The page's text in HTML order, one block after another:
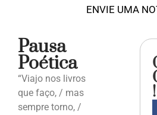
ENVIE UMA
Pausa
Poética
“Viajo nos livros
que faço, / mas
sempre torno, /
!